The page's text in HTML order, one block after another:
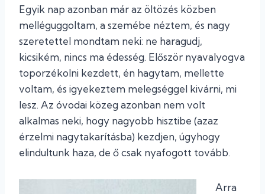
Egyik nap azonban már az öltözés közben
melléguggoltam, a szemébe néztem, és nagy
szeretettel mondtam neki: ne haragudj,
kicsikém, nincs ma édesség. Először nyavalyogva
toporzékolni kezdett, én hagytam, mellette
voltam, és igyekeztem melegséggel kivárni, mi
lesz. Az óvodai közeg azonban nem volt
alkalmas neki, hogy nagyobb hisztibe (azaz
érzelmi nagytakarításba) kezdjen, úgyhogy
elindultunk haza, de ő csak nyafogott tovább.
Arra